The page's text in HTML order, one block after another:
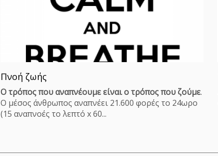
Πνοή ζωής
O τρόπος που αναπνέουμε είναι ο τρόπος που ζούμε.
Ο μέσος άνθρωπος αναπνέει 21.600 φορές το 24ωρο
(15 αναπνοές το λεπτό x 60...